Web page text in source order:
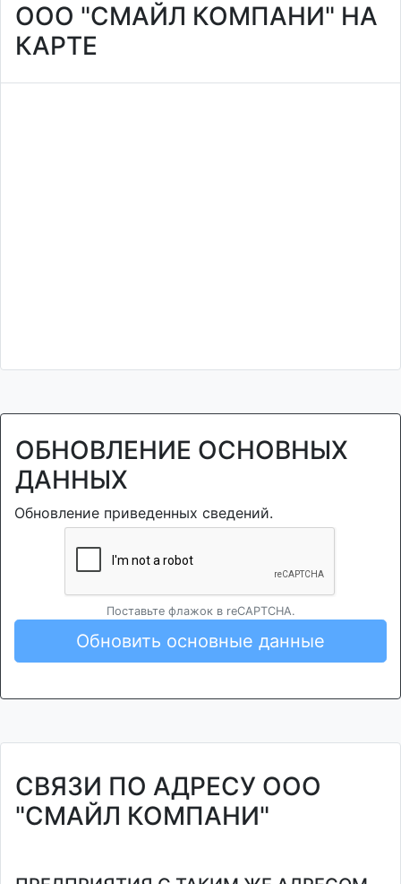
ООО "СМАЙЛ КОМПАНИ" НА
КАРТЕ
ОБНОВЛЕНИЕ ОСНОВНЫХ
ДАННЫХ
Обновление приведенных сведений.
Поставьте флажок в reCAPTCHA.
Обновить основные данные
СВЯЗИ ПО АДРЕСУ ООО
"СМАЙЛ КОМПАНИ"